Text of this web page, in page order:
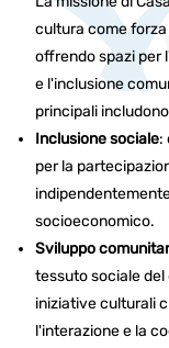
cultura come
offrendo spazi per
e l'inclusione
principali
Inclusione sociale:
per la
socioeconomico.​
Sviluppo
tessuto sociale
iniziative culturali
l'interazione e la